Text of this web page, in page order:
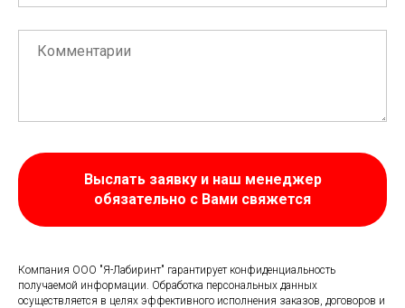
Выслать заявку и наш менеджер
обязательно с Вами свяжется
Компания ООО "Я-Лабиринт" гарантирует конфиденциальность
получаемой информации. Обработка персональных данных
осуществляется в целях эффективного исполнения заказов, договоров и